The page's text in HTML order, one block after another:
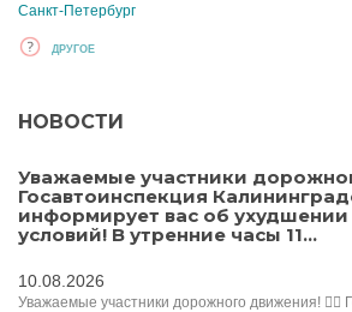
Санкт-Петербург
ДРУГОЕ
НОВОСТИ
Уважаемые участники
Госавтоинспекция
информирует вас об
условий! В утренние часы 11...
10.08.2026
Уважаемые участники дорожного движения! 👮‍♀️